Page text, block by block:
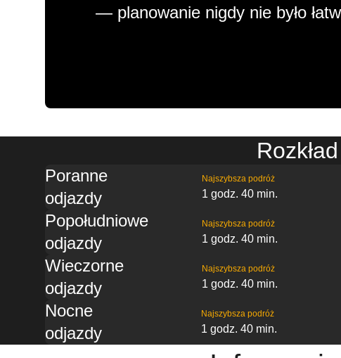
— planowanie nigdy nie było
Poranne
odjazdy
Najszybsza podróż
1 godz. 40 min.
Popołudniowe
odjazdy
Najszybsza podróż
1 godz. 40 min.
Wieczorne
odjazdy
Najszybsza podróż
1 godz. 40 min.
Nocne
odjazdy
Najszybsza podróż
1 godz. 40 min.